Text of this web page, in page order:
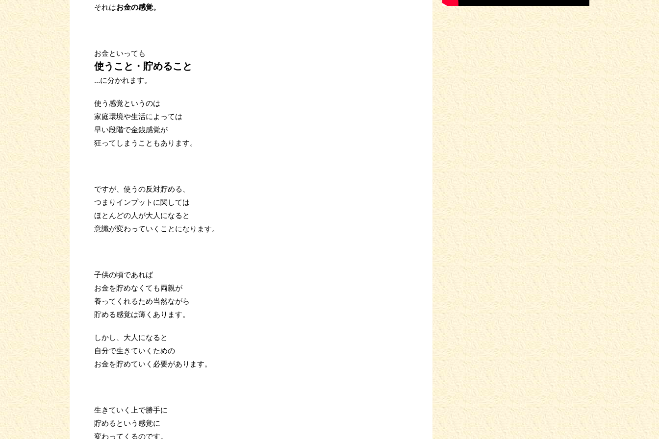
それはお金の感覚。
お金といっても
使うこと・貯めること
…に分かれます。
使う感覚というのは
家庭環境や生活によっては
早い段階で金銭感覚が
狂ってしまうこともあります。
ですが、使うの反対貯める、
つまりインプットに関しては
ほとんどの人が大人になると
意識が変わっていくことになります。
子供の頃であれば
お金を貯めなくても両親が
養ってくれるため当然ながら
貯める感覚は薄くあります。
しかし、大人になると
自分で生きていくための
お金を貯めていく必要があります。
生きていく上で勝手に
貯めるという感覚に
変わってくるのです。